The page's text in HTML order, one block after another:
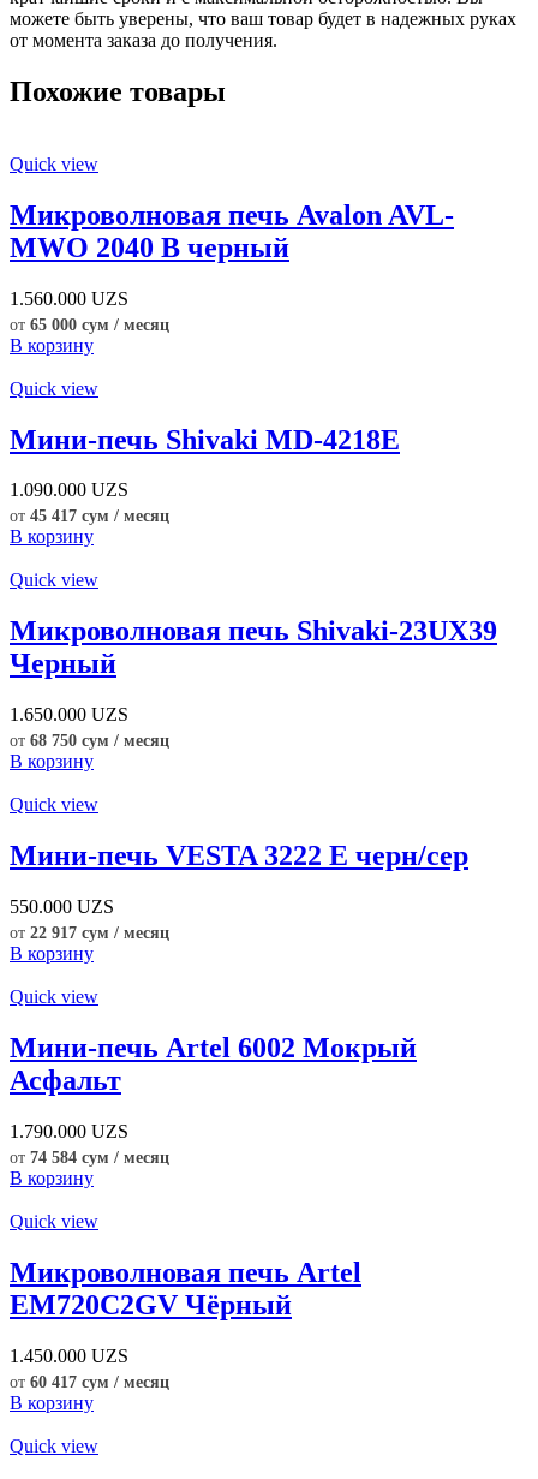
можете быть уверены, что ваш товар будет в надежных руках
от момента заказа до получения.
Похожие товары
Quick view
Микроволновая печь Avalon AVL-
MWO 2040 B черный
1.560.000 UZS
от 65 000 сум / месяц
В корзину
Quick view
Мини-печь Shivaki MD-4218E
1.090.000 UZS
от 45 417 сум / месяц
В корзину
Quick view
Микроволновая печь Shivaki-23UX39
Черный
1.650.000 UZS
от 68 750 сум / месяц
В корзину
Quick view
Мини-печь VESTA 3222 E черн/сер
550.000 UZS
от 22 917 сум / месяц
В корзину
Quick view
Мини-печь Artel 6002 Мокрый
Асфальт
1.790.000 UZS
от 74 584 сум / месяц
В корзину
Quick view
Микроволновая печь Artel
EM720C2GV Чёрный
1.450.000 UZS
от 60 417 сум / месяц
В корзину
Quick view